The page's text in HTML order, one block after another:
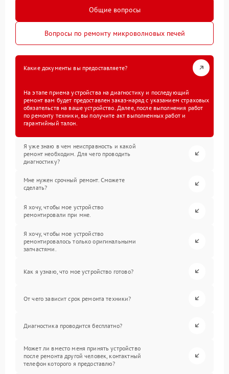
Общие вопросы
Вопросы по ремонту микроволновых печей
Какие документы вы предоставляете?
На этапе приема устройства на диагностику и последующий
ремонт вам будет предоставлен заказ-наряд с указанием страховых
обязательств на ваше устройство. Далее, после выполнения работ
по ремонту техники, вы получите акт выполненных работ и
гарантийный талон.
Я уже знаю в чем неисправность и какой
ремонт необходим. Для чего проводить
диагностику?
Мне нужен срочный ремонт. Сможете
сделать?
Я хочу, чтобы мое устройство
ремонтировали при мне.
Я хочу, чтобы мое устройство
ремонтировалось только оригинальными
запчастями.
Как я узнаю, что мое устройство готово?
От чего зависит срок ремонта техники?
Диагностика проводится бесплатно?
Может ли вместо меня принять устройство
после ремонта другой человек, контактный
телефон которого я предоставлю?